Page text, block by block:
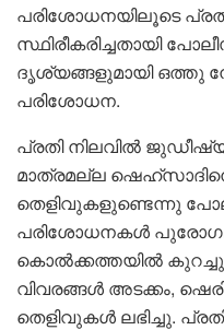
പരിശോധനയിലൂടെ
സ്ഥിരീകരിച്ചതായി
ദൃശ്യങ്ങളുമായി ഒത്തു
പരിശോധന.
പ്രതി നിലവിൽ
മാത്രമല്ല
തെളിവുകളുണ്ടെന്നു
പരിശോധനകൾ
കൊൽക്കത്തയിൽ
വിവരങ്ങൾ അടക്കം,
തെളിവുകൾ ലഭിച്ചു.